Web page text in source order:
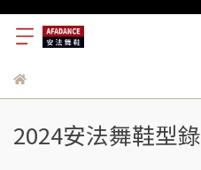
2024安法舞鞋型錄